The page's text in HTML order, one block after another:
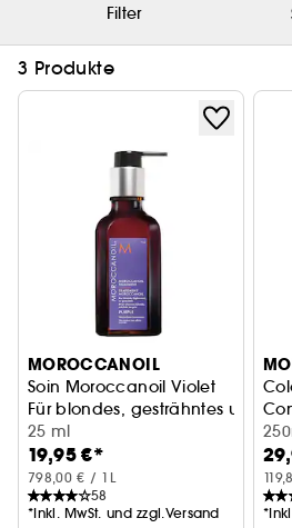
Filter
3 Produkte
MOROCCANOIL
Soin Moroccanoil Violet
Für blondes, gesträhntes und
25 ml
19,95 €*
798,00 € / 1L
58
*Inkl. MwSt. und zzgl.Versand